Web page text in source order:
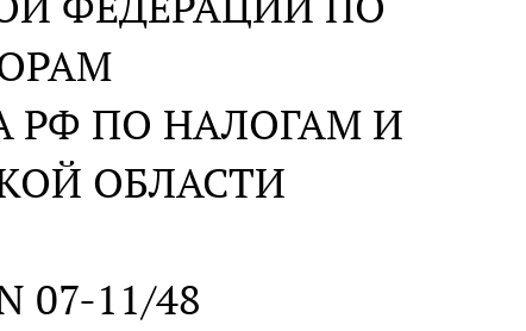
РФ ПО НАЛОГАМ И
ОБЛАСТИ
07-11/48